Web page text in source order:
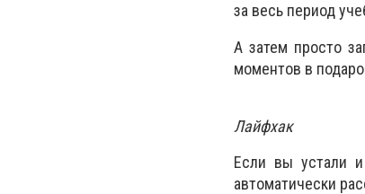
за весь период
А затем просто
моментов в
Лайфхак
Если вы устали и
автоматически